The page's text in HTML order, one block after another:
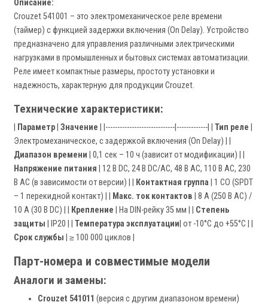
Описание:
Crouzet 541001 – это электромеханическое реле времени
(таймер) с функцией задержки включения (On Delay). Устройство
предназначено для управления различными электрическими
нагрузками в промышленных и бытовых системах автоматизации.
Реле имеет компактные размеры, простоту установки и
надежность, характерную для продукции Crouzet.
Технические характеристики:
Параметр Значение | |-----------------------------|-------------| | Тип реле
Электромеханическое, с задержкой включения (On Delay) | |
Диапазон времени | 0,1 сек – 10 ч (зависит от модификации) | |
Напряжение питания | 12 В DC, 24 В DC/AC, 48 В AC, 110 В AC, 230
В AC (в зависимости от версии) | |
Контактная группа | 1 CO (SPDT
– 1 перекидной контакт) | |
Макс. ток контактов | 8 А (250 В AC) /
10 А (30 В DC) | |
Крепление | На DIN-рейку 35 мм | | Степень
защиты | IP20 | | Температура эксплуатации | от -10°C до +55°C | |
Срок службы | ≥ 100 000 циклов |
Парт-номера и совместимые модели
Аналоги и замены:
Crouzet 541011 (версия с другим диапазоном времени)